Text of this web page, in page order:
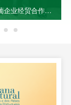
企业经贸合作洽